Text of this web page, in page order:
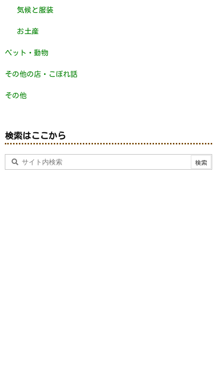
気候と服装
お土産
ペット・動物
その他の店・こぼれ話
その他
検索はここから